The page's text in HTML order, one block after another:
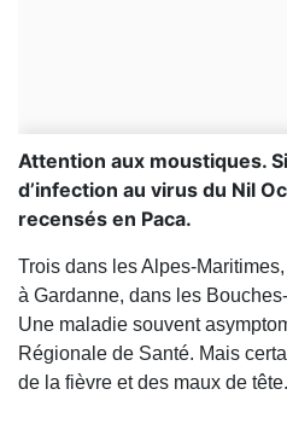
Attention aux moustiques.
d’infection au virus du Nil
recensés en Paca.
Trois dans les Alpes-
à Gardanne, dans les
Une maladie souvent
Régionale de Santé. Mais
de la fièvre et des maux de tête.